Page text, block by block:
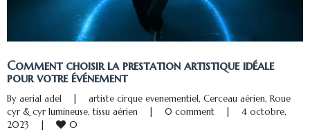
Comment choisir la prestation artistique idéale
pour votre événement
By aerial adel artiste cirque evenementiel, Cerceau aérien, Roue
cyr & cyr lumineuse, tissu aérien 0 comment
4 octobre,
2023
0